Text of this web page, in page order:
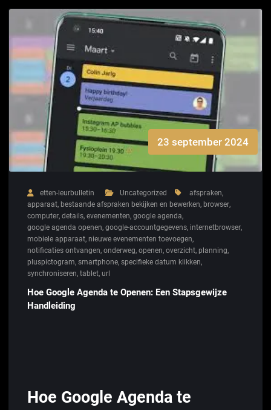
23 september 2024
etten-leurbulletin Uncategorized afspraken,
apparaat, bestaande afspraken bekijken en bewerken, browser,
computer, details, evenementen, google agenda,
google agenda openen, google-accountgegevens, internetbrowser,
mobiele apparaat, nieuwe evenementen toevoegen,
notificaties ontvangen, onderweg, openen, overzicht, planning,
pluspictogram, smartphone, specifieke datum klikken,
synchroniseren, tablet, url
Hoe Google Agenda te Openen: Een Stapsgewijze
Handleiding
Hoe Google Agenda te